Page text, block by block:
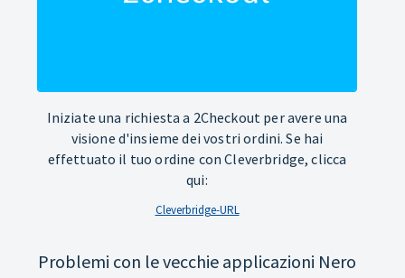
Iniziate una richiesta a 2Checkout per avere una
visione d'insieme dei vostri ordini. Se hai
effettuato il tuo ordine con Cleverbridge, clicca
qui:
Cleverbridge-URL
Problemi con le vecchie applicazioni Nero